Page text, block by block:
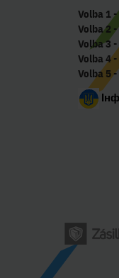
Volba 1-
Volba 2
Volba 3
Volba 4-
Volba 5-